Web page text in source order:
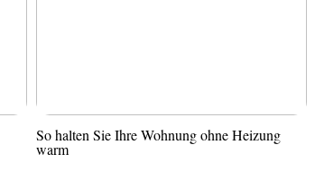
So halten Sie Ihre Wohnung ohne Heizung
warm